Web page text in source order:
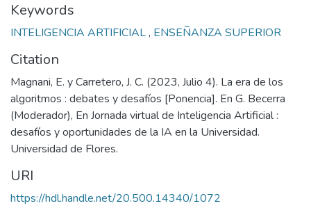
Keywords
INTELIGENCIA ARTIFICIAL, ENSEÑANZA SUPERIOR
Citation
Magnani, E. y Carretero, J. C. (2023, Julio 4). La era de los
algoritmos : debates y desafíos [Ponencia]. En G. Becerra
(Moderador), En Jornada virtual de Inteligencia Artificial :
desafíos y oportunidades de la IA en la Universidad.
Universidad de Flores.
URI
https://hdl.handle.net/20.500.14340/1072